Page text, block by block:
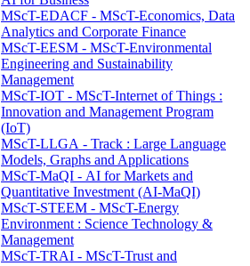
MScT-EDACF - MScT-Economics, Data
Analytics and Corporate Finance
MScT-EESM - MScT-Environmental
Engineering and Sustainability
Management
MScT-IOT - MScT-Internet of Things :
Innovation and Management Program
(IoT)
MScT-LLGA - Track : Large Language
Models, Graphs and Applications
MScT-MaQI - AI for Markets and
Quantitative Investment (AI-MaQI)
MScT-STEEM - MScT-Energy
Environment : Science Technology &
Management
MScT-TRAI - MScT-Trust and